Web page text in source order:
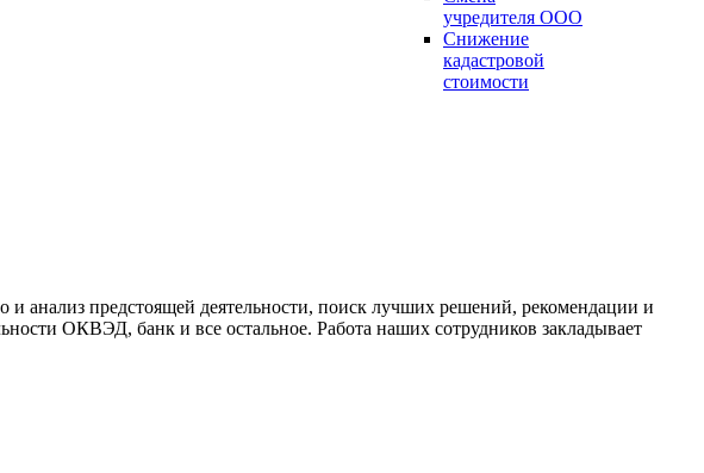
учредителя ООО
Снижение
кадастровой
стоимости
анализ предстоящей деятельности, поиск лучших решений, рекомендации и
ОКВЭД, банк и все остальное. Работа наших сотрудников закладывает